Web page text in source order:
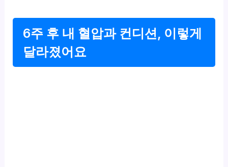
6주 후 내 혈압과 컨디션, 이렇게
달라졌어요